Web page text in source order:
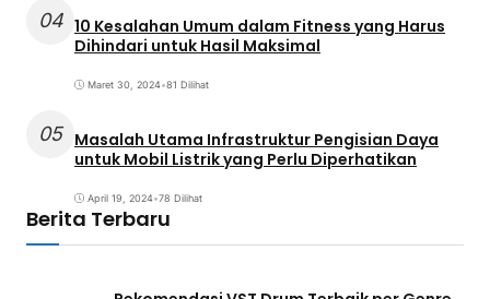
04 10 Kesalahan Umum dalam Fitness yang Harus
Dihindari untuk Hasil Maksimal
Maret 30, 2024•81 Dilihat
05 Masalah Utama Infrastruktur Pengisian Daya
untuk Mobil Listrik yang Perlu Diperhatikan
April 19, 2024•78 Dilihat
Berita Terbaru